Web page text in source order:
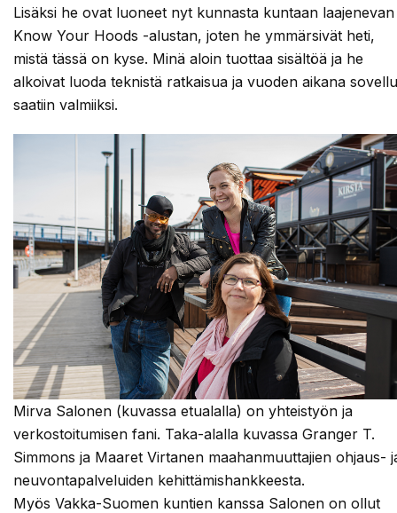
Lisäksi he ovat luoneet nyt kunnasta kuntaan laajenevan
Know Your Hoods -alustan, joten he ymmärsivät heti,
mistä tässä on kyse. Minä aloin tuottaa sisältöä ja he
alkoivat luoda teknistä ratkaisua ja vuoden aikana
saatiin valmiiksi.
Mirva Salonen (kuvassa etualalla) on yhteistyön ja
verkostoitumisen fani. Taka-alalla kuvassa Granger T.
Simmons ja Maaret Virtanen maahanmuuttajien ohjaus-
neuvontapalveluiden kehittämishankkeesta.
Myös Vakka-Suomen kuntien kanssa Salonen on ollut